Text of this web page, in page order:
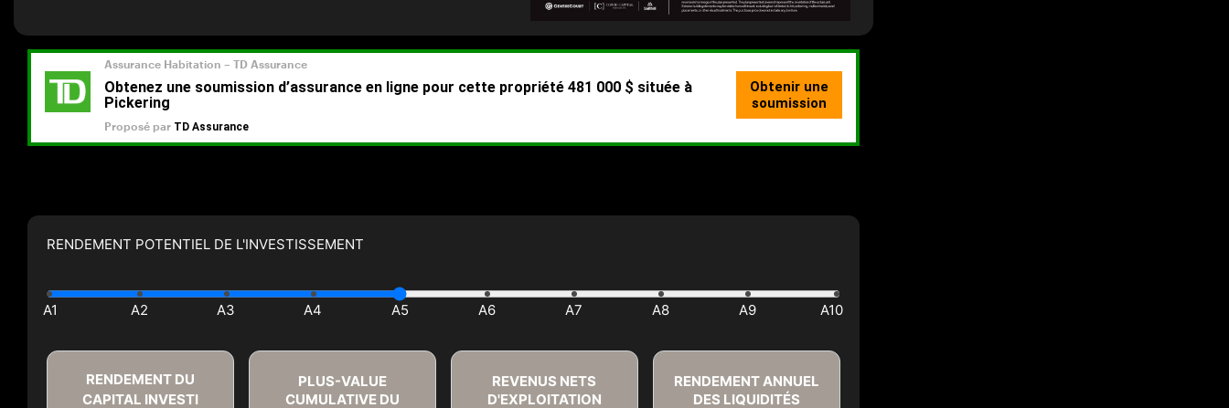
RENDEMENT POTENTIEL DE L'INVESTISSEMENT
RENDEMENT DU
CAPITAL INVESTI
PLUS-VALUE
CUMULATIVE DU
REVENUS NETS
D'EXPLOITATION
RENDEMENT ANNUEL
DES LIQUIDITÉS